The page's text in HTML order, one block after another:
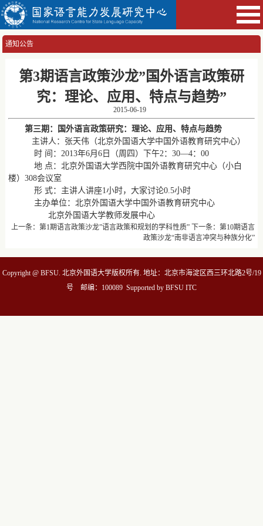
通知公告
第3期语言政策沙龙”国外语言政策研
究：理论、应用、特点与趋势”
2015-06-19
第三期：国外语言政策研究：理论、应用、特点与趋势
主讲人：张天伟（北京外国语大学中国外语教育研究中心）
时 间：2013年6月6日（周四）下午2：30—4：00
地 点：北京外国语大学西院中国外语教育研究中心（小白
楼）308会议室
形 式：主讲人讲座1小时，大家讨论0.5小时
主办单位：北京外国语大学中国外语教育研究中心
北京外国语大学教师发展中心
上一条：第1期语言政策沙龙”语言政策和规划的学科性质” 下一条：第10期语言
政策沙龙“南非语言冲突与种族分化”
Copyright @ BFSU. 北京外国语大学版权所有. 地址：北京市海淀区西三环北路2号/19
号 邮编：100089 Supported by BFSU ITC